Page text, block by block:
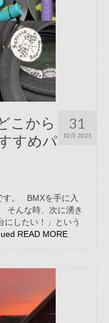
31
10月 2025
こから
すめパ
す。 BMXを手に入
そんな時、次に湧き
にしたい！」という
READ MORE